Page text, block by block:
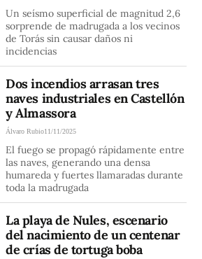
Un seísmo superficial de magnitud 2,6
sorprende de madrugada a los vecinos
de Torás sin causar daños ni
incidencias
Dos incendios arrasan tres
naves industriales en Castellón
y Almassora
Álvaro Rubio11/11/2025
El fuego se propagó rápidamente entre
las naves, generando una densa
humareda y fuertes llamaradas durante
toda la madrugada
La playa de Nules, escenario
del nacimiento de un centenar
de crías de tortuga boba